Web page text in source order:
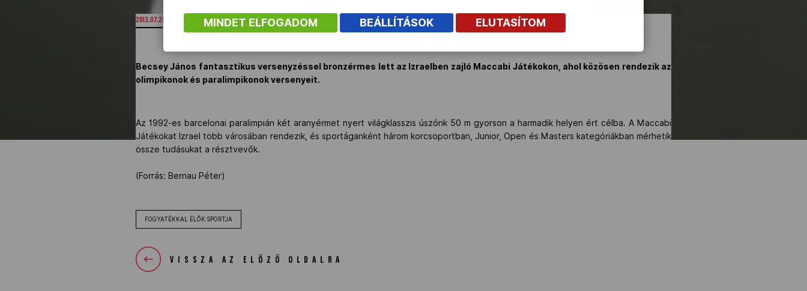
2013.07.25. 07:25
Becsey János fantasztikus versenyzéssel bronzérmes lett az Izraelben zajló Maccabi Játékokon, ahol közösen rendezik az
olimpikonok és paralimpikonok versenyeit.
Az 1992-es barcelonai paralimpián két aranyérmet nyert világklasszis úszónk 50 m gyorson a harmadik helyen ért célba. A Maccabi
Játékokat Izrael több városában rendezik, és sportáganként három korcsoportban, Junior, Open és Masters kategóriákban mérhetik
össze tudásukat a résztvevők.
(Forrás: Bernau Péter)
FOGYATÉKKAL ÉLŐK SPORTJA
VISSZA AZ ELŐZŐ OLDALRA
MINDET ELFOGADOM BEÁLLÍTÁSOK ELUTASÍTOM